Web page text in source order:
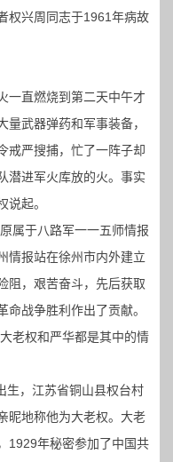
权兴周同志于1961年病故
直燃烧到第二天中午才
武器弹药和军事装备，
戒严搜捕，忙了一阵子却
潜进军火库放的火。事实
说起。
于八路军一一五师情报
情报站在徐州市内外建立
阻，艰苦奋斗，先后获取
战争胜利作出了贡献。
老权和严华都是其中的情
，江苏省铜山县权台村
昵地称他为大老权。大老
1929年秘密参加了中国共